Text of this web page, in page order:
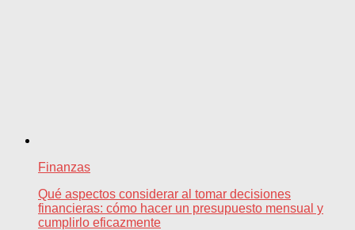
Finanzas
Qué aspectos considerar al tomar decisiones
financieras: cómo hacer un presupuesto mensual y
cumplirlo eficazmente